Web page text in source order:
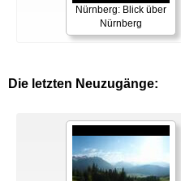
Nürnberg: Blick über
Nürnberg
Die letzten Neuzugänge: